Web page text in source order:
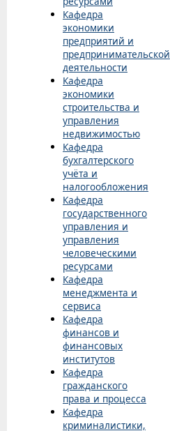
Кафедра
экономики
предприятий и
предпринимательской
деятельности
Кафедра
экономики
строительства и
управления
недвижимостью
Кафедра
бухгалтерского
учёта и
налогообложения
Кафедра
государственного
управления и
управления
человеческими
ресурсами
Кафедра
менеджмента и
сервиса
Кафедра
финансов и
финансовых
институтов
Кафедра
гражданского
права и процесса
Кафедра
криминалистики,